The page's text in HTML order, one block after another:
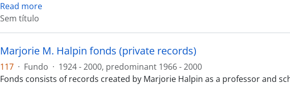
Read more
Sem título
Marjorie M. Halpin fonds (private records)
117 · Fundo · 1924 - 2000, predominant 1966 - 2000
Fonds consists of records created by Marjorie Halpin as a professor and